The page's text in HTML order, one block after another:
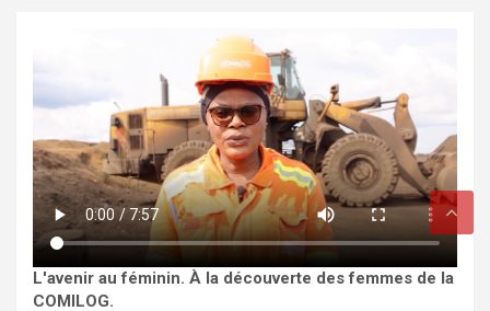
L'avenir au féminin. À la découverte des femmes de la
COMILOG.